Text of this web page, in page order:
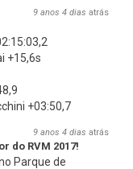
9 anos 4 dias atrás
+15,6s
+03:50,7
9 anos 4 dias atrás
do RVM 2017!
Parque de